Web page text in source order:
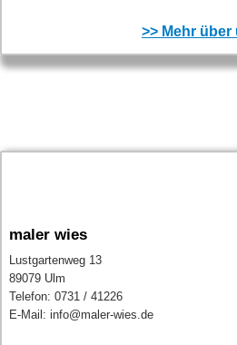
>> Mehr über
maler wies
Lustgartenweg 13
89079 Ulm
Telefon: 0731 / 41226
E-Mail: info@maler-wies.de